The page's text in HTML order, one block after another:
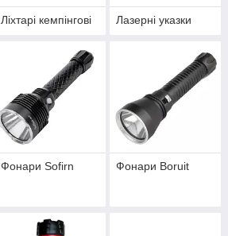
Ліхтарі кемпінгові Лазерні указки
Фонари Sofirn Фонари Boruit